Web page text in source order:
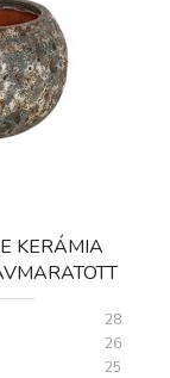
KERÁMIA
28
26
25